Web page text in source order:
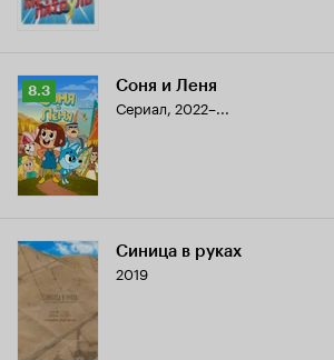
Рейтинг
Кинопоиска
8.3
8.3 Соня и Леня
Сериал, 2022–...
Синица в руках
2019